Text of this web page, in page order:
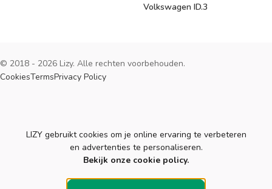
Volkswagen ID.3
© 2018 - 2026 Lizy. Alle rechten voorbehouden.
CookiesTermsPrivacy Policy
Cookies
LIZY gebruikt cookies om je online ervaring te verbeteren
en advertenties te personaliseren.
Bekijk onze cookie policy.